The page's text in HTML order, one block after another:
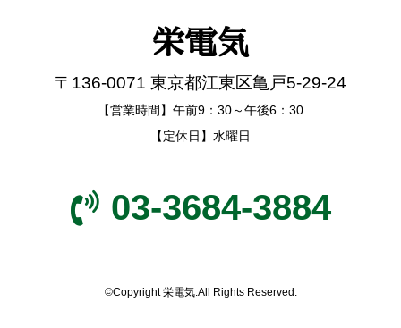
栄電気
〒136-0071 東京都江東区亀戸5-29-24
【営業時間】午前9：30～午後6：30
【定休日】水曜日
03-3684-3884
©Copyright 栄電気.All Rights Reserved.